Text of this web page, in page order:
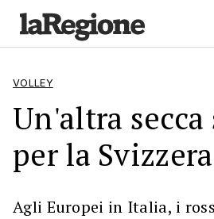
VOLLEY
Un'altra
per la Svizzera
Agli Europei in Italia, i